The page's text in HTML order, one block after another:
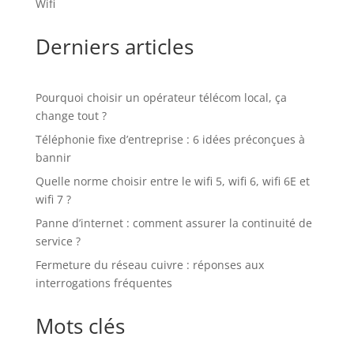
Wifi
Derniers articles
Pourquoi choisir un opérateur télécom local, ça
change tout ?
Téléphonie fixe d’entreprise : 6 idées préconçues à
bannir
Quelle norme choisir entre le wifi 5, wifi 6, wifi 6E et
wifi 7 ?
Panne d’internet : comment assurer la continuité de
service ?
Fermeture du réseau cuivre : réponses aux
interrogations fréquentes
Mots clés